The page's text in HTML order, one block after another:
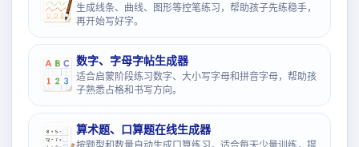
生成线条、曲线、图形等控笔练习，帮助孩子先练稳手，
再开始写好字。
数字、字母字帖生成器
适合启蒙阶段练习数字、大小写字母和拼音字母，帮助孩
子熟悉占格和书写方向。
算术题、口算题在线生成器